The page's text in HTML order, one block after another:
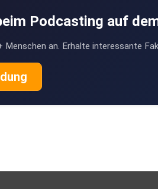
Podcasting auf
Menschen an. Erhalte interessante